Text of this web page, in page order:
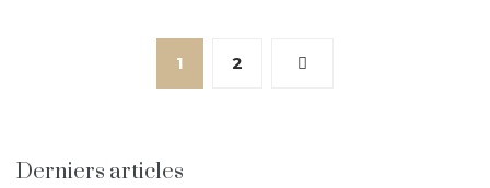
1 2
Derniers articles